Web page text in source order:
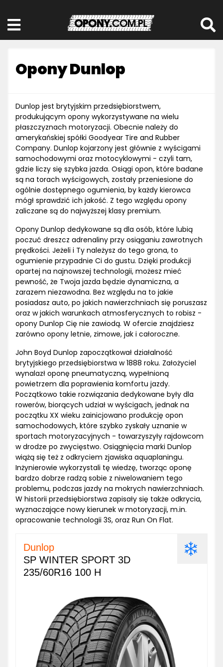
Opony Dunlop
Dunlop jest brytyjskim przedsiębiorstwem,
produkującym opony wykorzystywane na wielu
płaszczyznach motoryzacji. Obecnie należy do
amerykańskiej spółki Goodyear Tire and Rubber
Company. Dunlop kojarzony jest głównie z wyścigami
samochodowymi oraz motocyklowymi - czyli tam,
gdzie liczy się szybka jazda. Osiągi opon, które badane
są na torach wyścigowych, zostały przeniesione do
ogólnie dostępnego ogumienia, by każdy kierowca
mógł sprawdzić ich jakość. Z tego względu opony
zaliczane są do najwyższej klasy premium.
Opony Dunlop dedykowane są dla osób, które lubią
poczuć dreszcz adrenaliny przy osiąganiu zawrotnych
prędkości. Jeżeli i Ty należysz do tego grona, to
ogumienie przypadnie Ci do gustu. Dzięki produkcji
opartej na najnowszej technologii, możesz mieć
pewność, że Twoja jazda będzie dynamiczna, a
zarazem niezawodna. Bez względu na to jakie
posiadasz auto, po jakich nawierzchniach się poruszasz
oraz w jakich warunkach atmosferycznych to robisz -
opony Dunlop Cię nie zawiodą. W ofercie znajdziesz
zarówno opony letnie, zimowe, jak i całoroczne.
John Boyd Dunlop zapoczątkował działalność
brytyjskiego przedsiębiorstwa w 1888 roku. Założyciel
wynalazł oponę pneumatyczną, wypełnioną
powietrzem dla poprawienia komfortu jazdy.
Początkowo takie rozwiązania dedykowane były dla
rowerów, biorących udział w wyścigach, jednak na
początku XX wieku zainicjowano produkcję opon
samochodowych, które szybko zyskały uznanie w
sportach motoryzacyjnych - towarzyszyły rajdowcom
w drodze po zwycięstwo. Osiągnięcia marki Dunlop
wiążą się też z odkryciem zjawiska aquaplaningu.
Inżynierowie wykorzystali tę wiedzę, tworząc oponę
bardzo dobrze radzą sobie z niwelowaniem tego
problemu, podczas jazdy na mokrych nawierzchniach.
W historii przedsiębiorstwa zapisały się także odkrycia,
wyznaczające nowy kierunek w motoryzacji, m.in.
opracowanie technologii 3S, oraz Run On Flat.
Dunlop
SP WINTER SPORT 3D
235/60R16 100 H